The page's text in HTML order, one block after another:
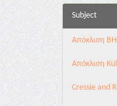
Subject
Aπόκλιση
Aπόκλιση
Cressie and